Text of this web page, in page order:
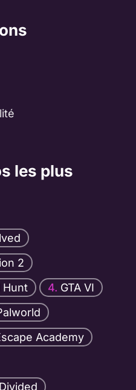
les plus
2
Hunt
GTA VI
Academy